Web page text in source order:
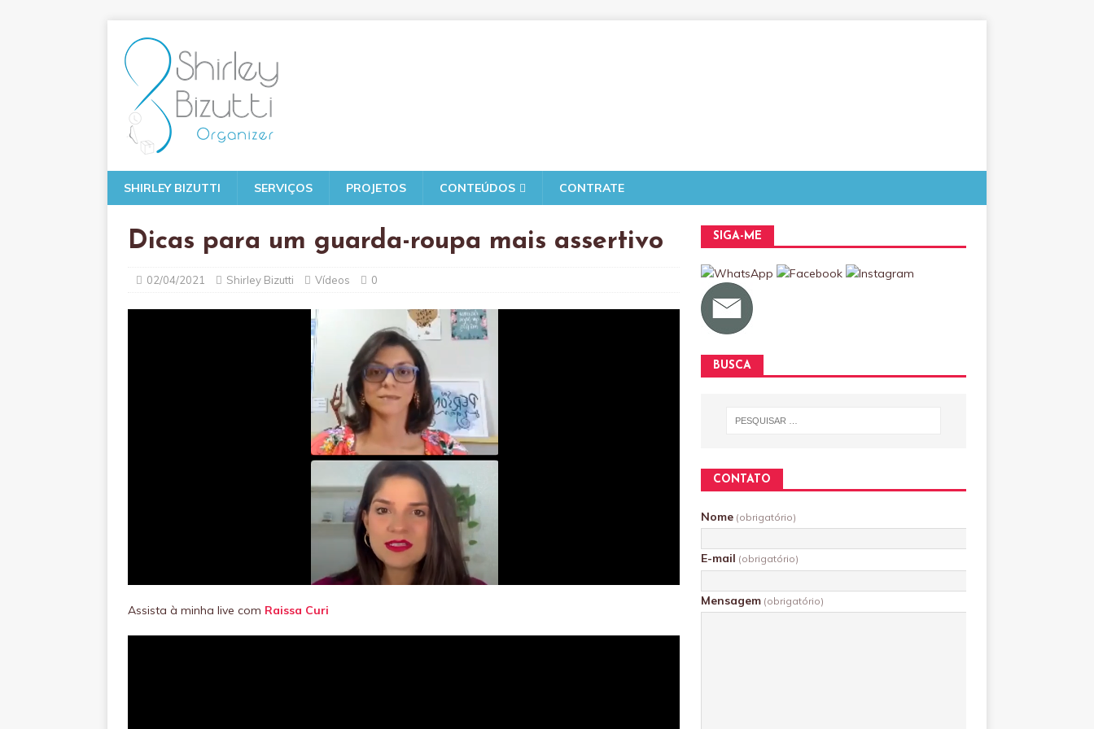
SHIRLEY BIZUTTI SERVIÇOS PROJETOS CONTEÚDOS CONTRATE
Dicas para um guarda-roupa mais assertivo
02/04/2021 Shirley Bizutti Vídeos 0
Assista à minha live com Raissa Curi
SIGA-ME
BUSCA
CONTATO
Nome (obrigatório)
E-mail (obrigatório)
Mensagem (obrigatório)